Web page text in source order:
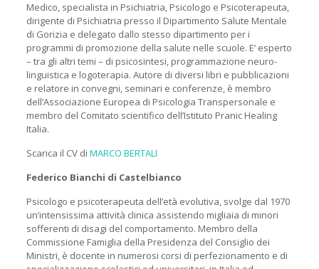
Medico, specialista in Psichiatria, Psicologo e Psicoterapeuta,
dirigente di Psichiatria presso il Dipartimento Salute Mentale
di Gorizia e delegato dallo stesso dipartimento per i
programmi di promozione della salute nelle scuole. E’ esperto
– tra gli altri temi – di psicosintesi, programmazione neuro-
linguistica e logoterapia. Autore di diversi libri e pubblicazioni
e relatore in convegni, seminari e conferenze, è membro
dell’Associazione Europea di Psicologia Transpersonale e
membro del Comitato scientifico dell’Istituto Pranic Healing
Italia.
Scarica il CV di MARCO BERTALI
Federico Bianchi di Castelbianco
Psicologo e psicoterapeuta dell’età evolutiva, svolge dal 1970
un’intensissima attività clinica assistendo migliaia di minori
sofferenti di disagi del comportamento. Membro della
Commissione Famiglia della Presidenza del Consiglio dei
Ministri, è docente in numerosi corsi di perfezionamento e di